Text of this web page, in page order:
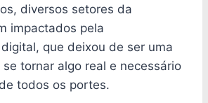
diversos setores da
impactados pela
que deixou de ser uma
tornar algo real e necessário
todos os portes.